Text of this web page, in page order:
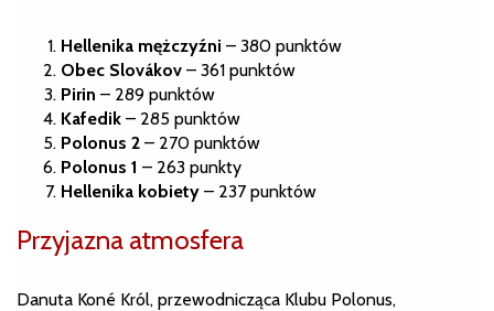
Hellenika mężczyźni – 380 punktów
Obec Slovákov – 361 punktów
Pirin – 289 punktów
Kafedik – 285 punktów
Polonus 2 – 270 punktów
Polonus 1 – 263 punkty
Hellenika kobiety – 237 punktów
Przyjazna atmosfera
Danuta Koné Król, przewodnicząca Klubu Polonus,